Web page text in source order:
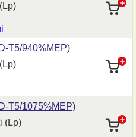
(Lp)
D-T5/940%MEP)
(Lp)
D-T5/1075%MEP)
(Lp)